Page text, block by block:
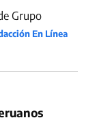
Grupo
En Línea